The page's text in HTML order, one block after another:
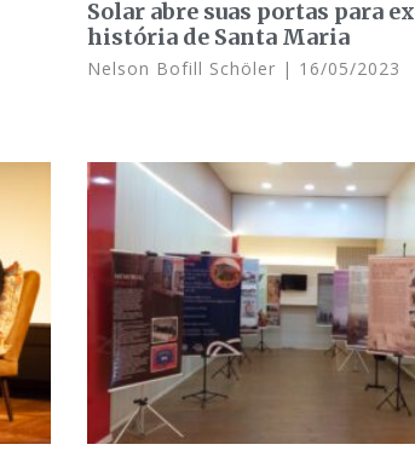
Solar abre suas portas para
história de Santa Maria
Nelson Bofill Schöler 16/05/2023